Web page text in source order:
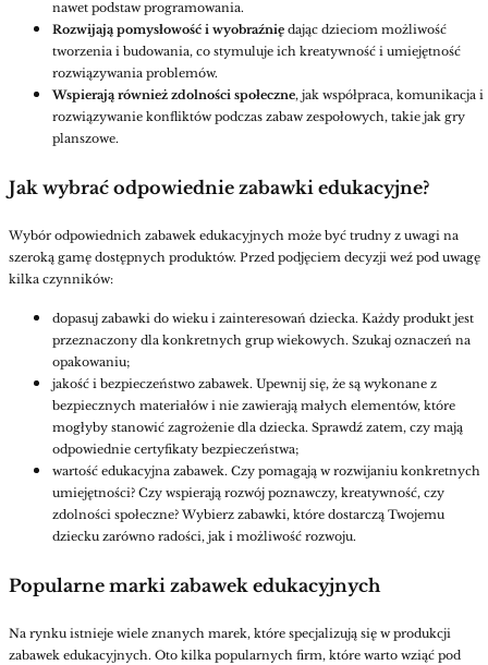
nawet podstaw programowania.
Rozwijają pomysłowość i wyobraźnię dając dzieciom możliwość
tworzenia i budowania, co stymuluje ich kreatywność i umiejętność
rozwiązywania problemów.
Wspierają również zdolności społeczne, jak współpraca, komunikacja i
rozwiązywanie konfliktów podczas zabaw zespołowych, takie jak gry
planszowe.
Jak wybrać odpowiednie zabawki edukacyjne?
Wybór odpowiednich zabawek edukacyjnych może być trudny z uwagi na
szeroką gamę dostępnych produktów. Przed podjęciem decyzji weź pod uwagę
kilka czynników:
dopasuj zabawki do wieku i zainteresowań dziecka. Każdy produkt jest
przeznaczony dla konkretnych grup wiekowych. Szukaj oznaczeń na
opakowaniu;
jakość i bezpieczeństwo zabawek. Upewnij się, że są wykonane z
bezpiecznych materiałów i nie zawierają małych elementów, które
mogłyby stanowić zagrożenie dla dziecka. Sprawdź zatem, czy mają
odpowiednie certyfikaty bezpieczeństwa;
wartość edukacyjna zabawek. Czy pomagają w rozwijaniu konkretnych
umiejętności? Czy wspierają rozwój poznawczy, kreatywność, czy
zdolności społeczne? Wybierz zabawki, które dostarczą Twojemu
dziecku zarówno radości, jak i możliwość rozwoju.
Popularne marki zabawek edukacyjnych
Na rynku istnieje wiele znanych marek, które specjalizują się w produkcji
zabawek edukacyjnych. Oto kilka popularnych firm, które warto wziąć pod